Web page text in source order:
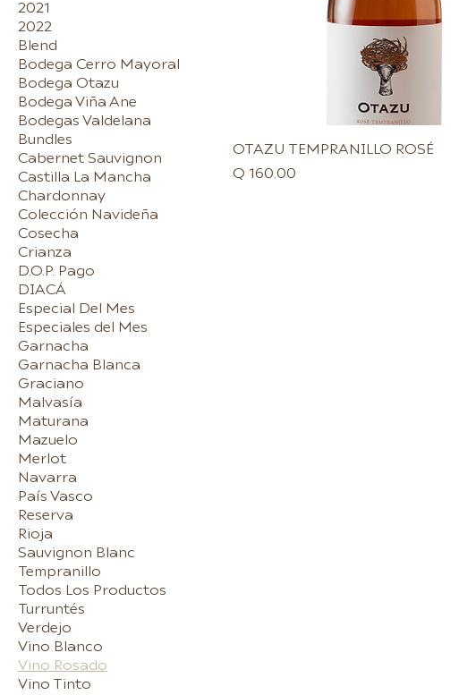
2021
2022
Blend
Bodega Cerro Mayoral
Bodega Otazu
Bodega Viña Ane
Bodegas Valdelana
Bundles
Cabernet Sauvignon
Castilla La Mancha
Chardonnay
Colección Navideña
Cosecha
Crianza
D.O.P. Pago
DIACÁ
Especial Del Mes
Especiales del Mes
Garnacha
Garnacha Blanca
Graciano
Malvasía
Maturana
Mazuelo
Merlot
Navarra
País Vasco
Reserva
Rioja
Sauvignon Blanc
Tempranillo
Todos Los Productos
Turruntés
Verdejo
Vino Blanco
Vino Rosado
Vino Tinto
OTAZU TEMPRANILLO ROSÉ
Precio
Q 160.00